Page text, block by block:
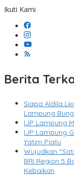
Ikuti Kami
Berita
Siapa Aldila
Lampung
IJP Lampung
IJP Lampung
Yatim Piatu
Wujudkan
BRI Region 5
Kebaikan